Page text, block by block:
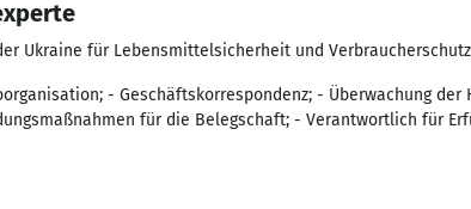
Ukraine für Lebensmittelsicherheit und Verbraucherschutz
- Geschäftskorrespondenz; - Überwachung der
für die Belegschaft; - Verantwortlich für